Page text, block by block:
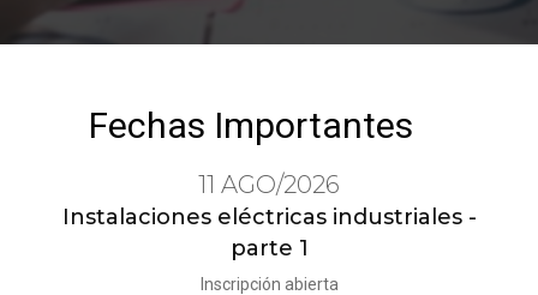
Fechas Importantes
11 AGO/2026
Instalaciones eléctricas industriales -
parte 1
Inscripción abierta